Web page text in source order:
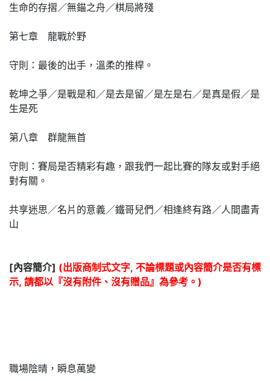
生命的存摺／無錨之舟／棋局將殘
第七章 龍戰於野
守則：最後的出手，溫柔的推桿。
乾坤之爭／是戰是和／是去是留／是左是右／是真是假／是
生是死
第八章 群龍無首
守則：賽局是否精彩有趣，跟我們一起比賽的隊友或對手絕
對有關。
共享迷思／名片的意義／鐵哥兒們／相逢終有路／人間盡青
山
[內容簡介] (出版商制式文字, 不論標題或內容簡介是否有標
示, 請都以『沒有附件、沒有贈品』為參考。)
職場陰晴，瞬息萬變